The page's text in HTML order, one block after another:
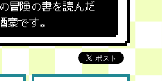
冒険の書を読んだ
豪です。